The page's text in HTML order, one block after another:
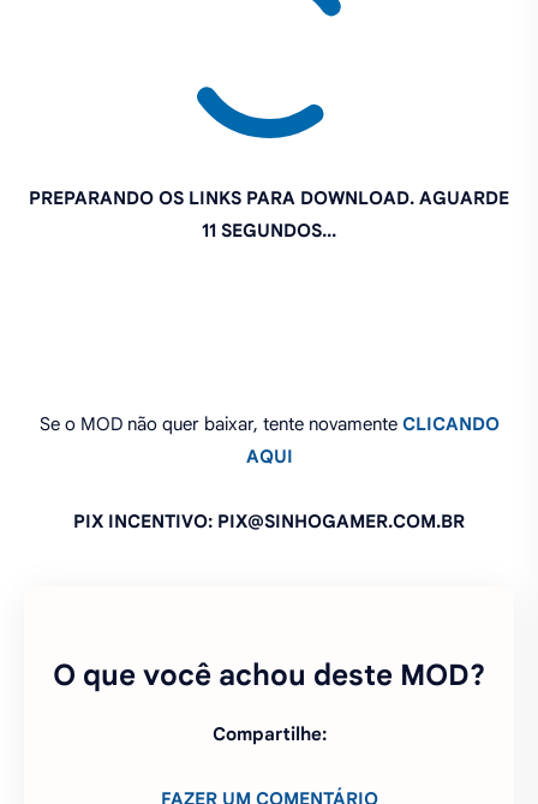
10 SEGUNDOS...
Se o MOD não quer baixar, tente novamenteCLICANDO
AQUI
O que você achou deste MOD?
Compartilhe:
PEDIR ATUALIZAÇÃO DO MOD
FAZER PEDIDO DE MOD
COMO INSTALAR JOGOS APK COM